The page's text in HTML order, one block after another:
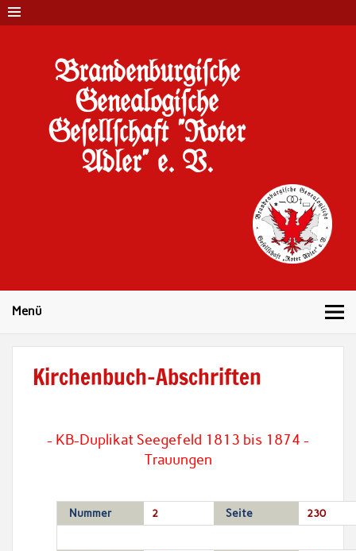
Brandenburgi#che
Genealogi#che
Ge#ell#chaft "Roter
Adler" e. V.
Menü
Kirchenbuch-Abschriften
- KB-Duplikat Seegefeld 1813 bis 1874 -
Trauungen
Nummer 2 Seite 230